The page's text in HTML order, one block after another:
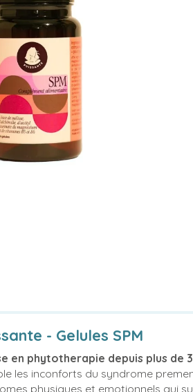
- Gelules SPM
en phytotherapie depuis plus de
les inconforts du syndrome
physiques et emotionnels qui